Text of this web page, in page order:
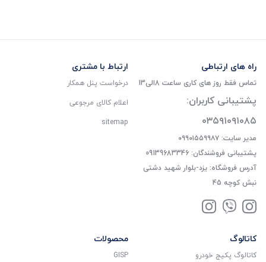
راه های ارتباطی
تماس فقط روز های کاری ساعت 8الی13
پشتیبانی کاربران:
۰۳۵۹۱۰۹۱۰۸۵
مدیر سایت: ۰۹۹۰۱۵۵۹۹۸۷
پشتیبانی فروشندگان: 09139683346
آدرس فروشگاه: یزد-بلوار شهید دشتی
نبش کوچه 45
ارتباط با مشتری
درخواست پنل همکار
اعلام کالای مرجوعی
sitemap
کاتالوگ
کاتالوگ پکیج خودرو
محصولات
GISP